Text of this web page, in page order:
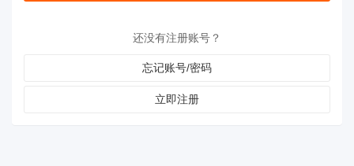
还没有注册账号？
忘记账号/密码
立即注册